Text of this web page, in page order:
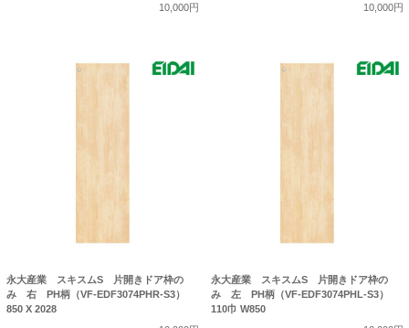
10,000円
10,000円
永大産業 スキスムS 片開きドア枠の
み 右 PH柄（VF-EDF3074PHR-S3）
850 X 2028
永大産業 スキスムS 片開きドア枠の
み 左 PH柄（VF-EDF3074PHL-S3）
110巾 W850